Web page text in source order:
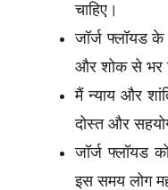
चाहिए।
जॉर्ज फ्लॉयड
और शोक से भर
मैं न्याय और
दोस्त और
जॉर्ज फ्लॉयड
इस समय लोग